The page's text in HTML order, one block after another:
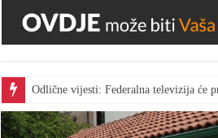
Odlične vijesti: Federalna televizija će